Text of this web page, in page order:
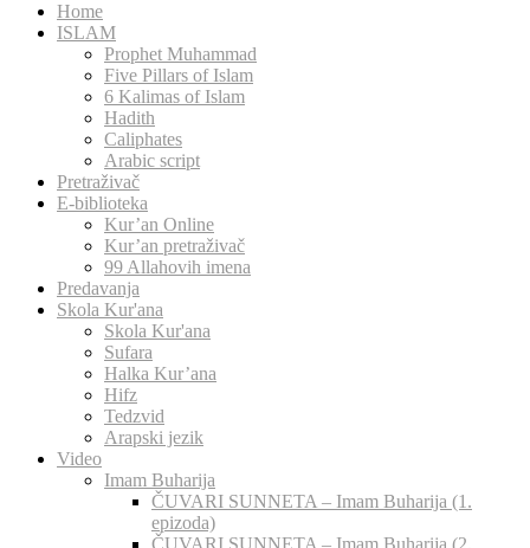
Home
ISLAM
Prophet Muhammad
Five Pillars of Islam
6 Kalimas of Islam
Hadith
Caliphates
Arabic script
Pretraživač
E-biblioteka
Kur’an Online
Kur’an pretraživač
99 Allahovih imena
Predavanja
Skola Kur'ana
Skola Kur'ana
Sufara
Halka Kur’ana
Hifz
Tedzvid
Arapski jezik
Video
Imam Buharija
ČUVARI SUNNETA – Imam Buharija (1.
epizoda)
ČUVARI SUNNETA – Imam Buharija (2.